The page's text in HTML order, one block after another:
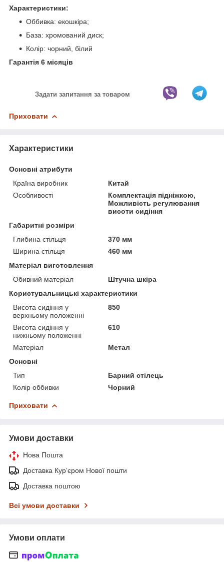
Характеристики:
Оббивка: екошкіра;
База: хромований диск;
Колір: чорний, білий
Гарантія 6 місяців
Задати запитання за товаром
Приховати
Характеристики
Основні атрибути
Країна виробник
Китай
Особливості
Комплектація підніжкою,
Можливість регулювання
висоти сидіння
Габаритні розміри
Глибина стільця
370 мм
Ширина стільця
460 мм
Матеріал виготовлення
Обивний матеріал
Штучна шкіра
Користувальницькі характеристики
Висота сидіння у
верхньому положенні
850
Висота сидіння у
нижньому положенні
610
Матеріал
Метал
Основні
Тип
Барний стілець
Колір оббивки
Чорний
Приховати
Умови доставки
Нова Пошта
Доставка Курʼєром Нової пошти
Доставка поштою
Всі умови доставки
Умови оплати